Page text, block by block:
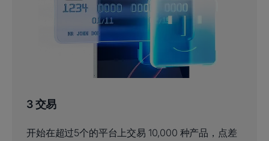
3 交易
开始在超过5个的平台上交易 10,000 种产品，点差